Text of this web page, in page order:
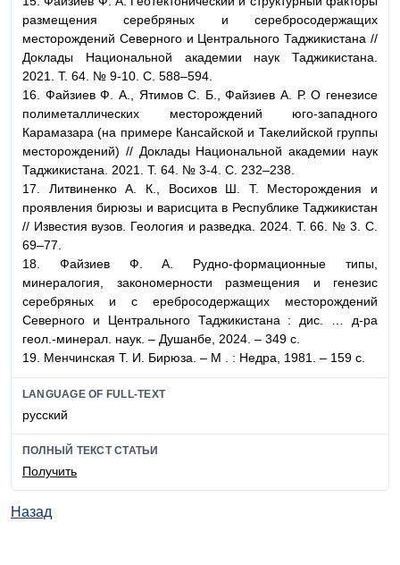
размещения серебряных и серебросодержащих
месторождений Северного и Центрального Таджикистана //
Доклады Национальной академии наук Таджикистана.
2021. Т. 64. № 9-10. С. 588–594.
16. Файзиев Ф. А., Ятимов С. Б., Файзиев А. Р. О генезисе
полиметаллических месторождений юго-западного
Карамазара (на примере Кансайской и Такелийской группы
месторождений) // Доклады Национальной академии наук
Таджикистана. 2021. Т. 64. № 3-4. С. 232–238.
17. Литвиненко А. К., Восихов Ш. Т. Месторождения и
проявления бирюзы и варисцита в Республике Таджикистан
// Известия вузов. Геология и разведка. 2024. Т. 66. № 3. С.
69–77.
18. Файзиев Ф. А. Рудно-формационные типы,
минералогия, закономерности размещения и генезис
серебряных и с еребросодержащих месторождений
Северного и Центрального Таджикистана : дис. … д-ра
геол.-минерал. наук. – Душанбе, 2024. – 349 с.
19. Менчинская Т. И. Бирюза. – М . : Недра, 1981. – 159 с.
LANGUAGE OF FULL-TEXT
русский
ПОЛНЫЙ ТЕКСТ СТАТЬИ
Получить
Назад